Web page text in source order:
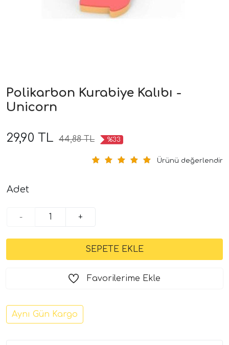
Polikarbon Kurabiye Kalıbı -
Unicorn
29,90 TL 44,88 TL %33
Ürünü değerlendir
Adet
- +
Favorilerime Ekle
Aynı Gün Kargo